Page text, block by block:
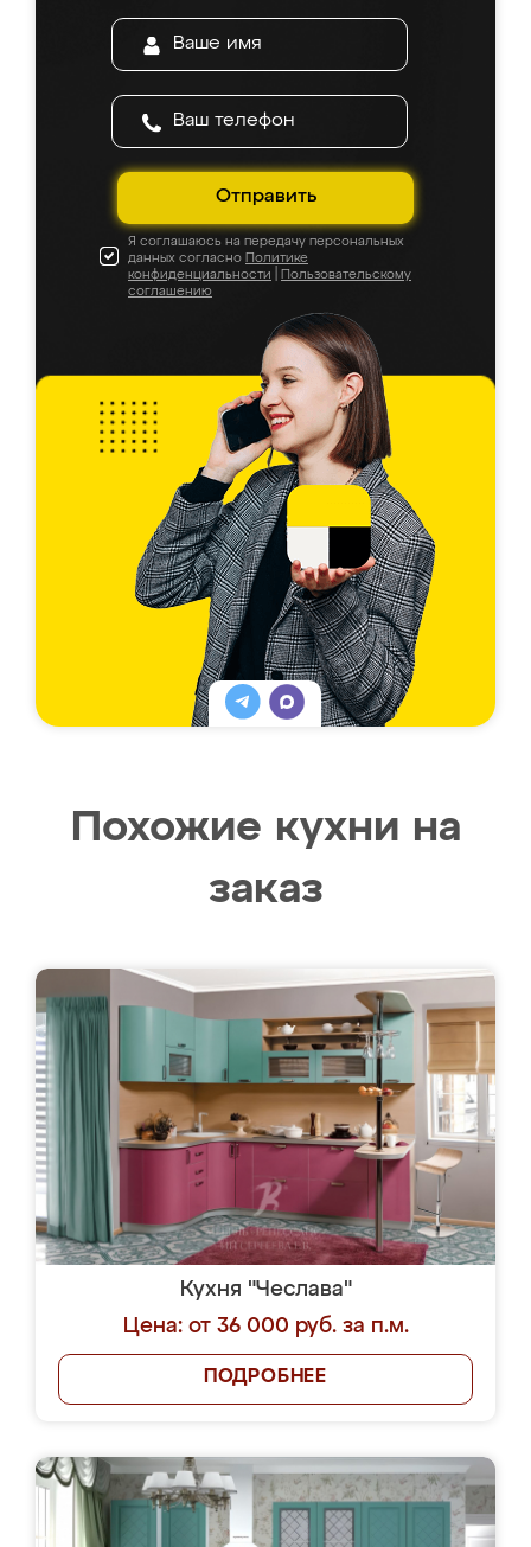
Отправить
Я соглашаюсь на передачу персональных
данных согласно Политике
конфиденциальности
Пользовательскому
соглашению
Похожие кухни на
заказ
Кухня "Чеслава"
Цена: от 36 000 руб. за п.м.
ПОДРОБНЕЕ